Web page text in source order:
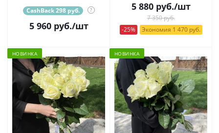
CashBack 298 руб. ?
5 960руб./шт
5 880руб./шт
7 350 руб.
-25%
Экономия 1 470 руб.
НОВИНКА НОВИНКА